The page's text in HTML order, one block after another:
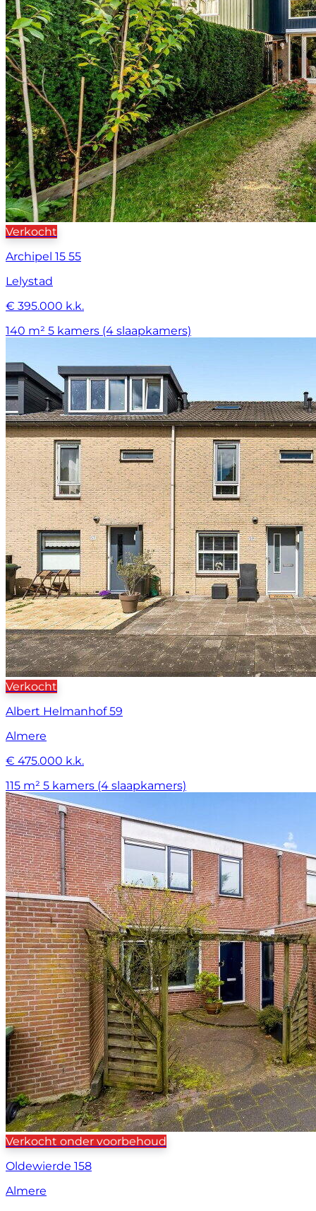
Verkocht
Archipel 15 55
Lelystad
€ 395.000 k.k.
140 m² 5 kamers (4 slaapkamers)
Verkocht
Albert Helmanhof 59
Almere
€ 475.000 k.k.
115 m² 5 kamers (4 slaapkamers)
Verkocht onder voorbehoud
Oldewierde 158
Almere